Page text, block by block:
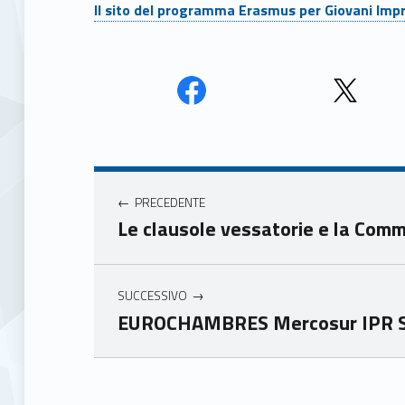
Il sito del programma Erasmus per Giovani
Unio
mer
e
Unio
Navigazione articoli
PRECEDENTE
Le clausole vessatorie e la
SUCCESSIVO
EUROCHAMBRES Mercosur
Skip back to main navigation